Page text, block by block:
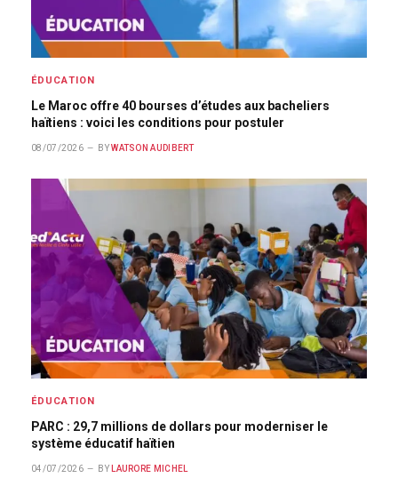
ÉDUCATION
Le Maroc offre 40 bourses d’études aux bacheliers
haïtiens : voici les conditions pour postuler
08/07/2026 BY WATSON AUDIBERT
ÉDUCATION
PARC : 29,7 millions de dollars pour moderniser le
système éducatif haïtien
04/07/2026 BY LAURORE MICHEL